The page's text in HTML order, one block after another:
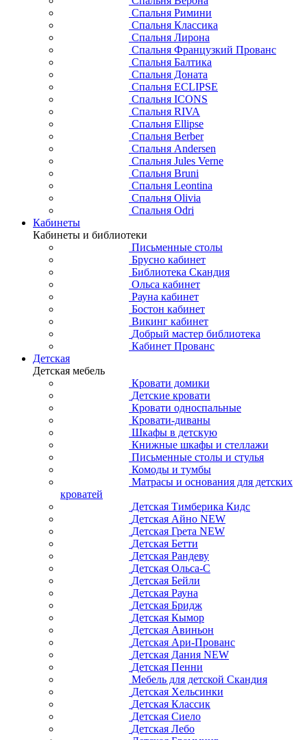
Спальня Римини
Спальня Классика
Спальня Лирона
Спальня Французкий Прованс
Спальня Балтика
Спальня Доната
Спальня ECLIPSE
Спальня ICONS
Спальня RIVA
Спальня Ellipse
Спальня Berber
Спальня Andersen
Спальня Jules Verne
Спальня Bruni
Спальня Leontina
Спальня Olivia
Спальня Odri
Кабинеты
Кабинеты и библиотеки
Письменные столы
Брусно кабинет
Библиотека Скандия
Ольса кабинет
Рауна кабинет
Бостон кабинет
Викинг кабинет
Добрый мастер библиотека
Кабинет Прованс
Детская
Детская мебель
Кровати домики
Детские кровати
Кровати односпальные
Кровати-диваны
Шкафы в детскую
Книжные шкафы и стеллажи
Письменные столы и стулья
Комоды и тумбы
Матрасы и основания для детских
кроватей
Детская Тимберика Кидс
Детская Айно NEW
Детская Грета NEW
Детская Бетти
Детская Рандеву
Детская Ольса-С
Детская Бейли
Детская Рауна
Детская Бридж
Детская Кымор
Детская Авиньон
Детская Ари-Прованс
Детская Дания NEW
Детская Пенни
Мебель для детской Скандия
Детская Хельсинки
Детская Классик
Детская Сиело
Детская Лебо